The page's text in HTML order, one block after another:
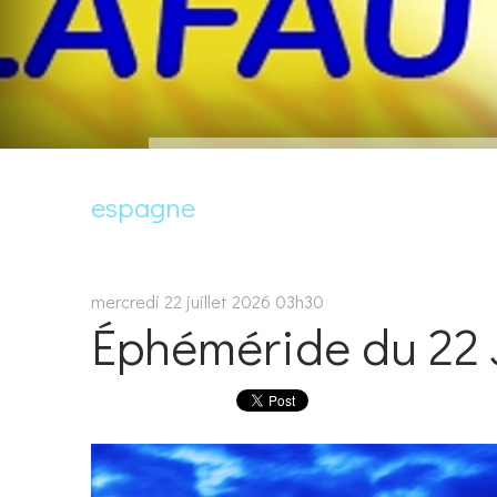
espagne
mercredi 22 juillet 2026 03h30
Éphéméride du